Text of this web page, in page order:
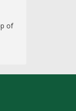
of